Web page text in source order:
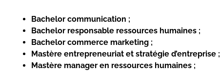
Bachelor communication ;
Bachelor responsable ressources humaines ;
Bachelor commerce marketing ;
Mastère entrepreneuriat et stratégie d’entreprise ;
Mastère manager en ressources humaines ;